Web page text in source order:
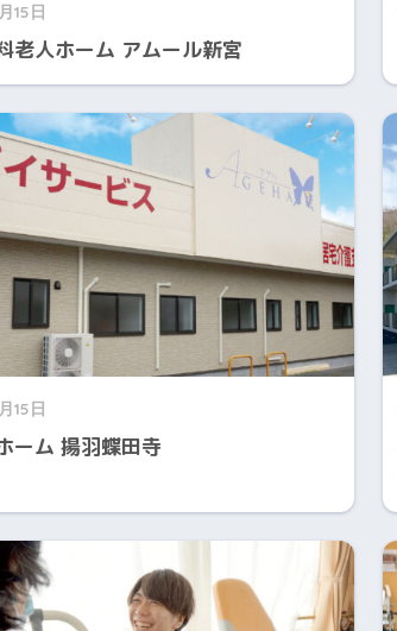
15日
老人ホーム アムール新宮
15日
ーム 揚羽蝶田寺